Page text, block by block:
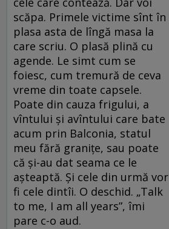
scăpa. Primele victime sînt în
plasa asta de lîngă masa la
care scriu. O plasă plină cu
agende. Le simt cum se
foiesc, cum tremură de ceva
vreme din toate capsele.
Poate din cauza frigului, a
vîntului și avîntului care bate
acum prin Balconia, statul
meu fără granițe, sau poate
că și-au dat seama ce le
așteaptă. Și cele din urmă vor
fi cele dintîi. O deschid. „Talk
to me, I am all years”, îmi
pare c-o aud.